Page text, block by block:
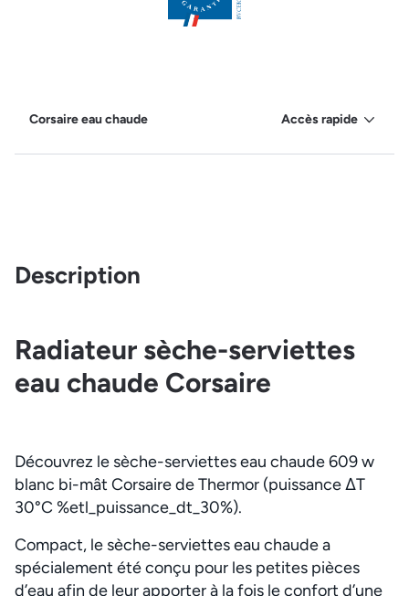
Corsaire eau chaude Accès rapide
Description
Radiateur sèche-serviettes
eau chaude Corsaire
Découvrez le sèche-serviettes eau chaude 609 w
blanc bi-mât Corsaire de Thermor (puissance ΔT
30°C %etl_puissance_dt_30%).
Compact, le sèche-serviettes eau chaude a
spécialement été conçu pour les petites pièces
d’eau afin de leur apporter à la fois le confort d’une